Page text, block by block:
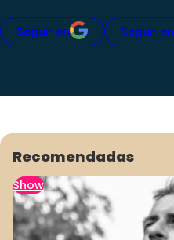
Seguir en Seguir en
Recomendadas
Show